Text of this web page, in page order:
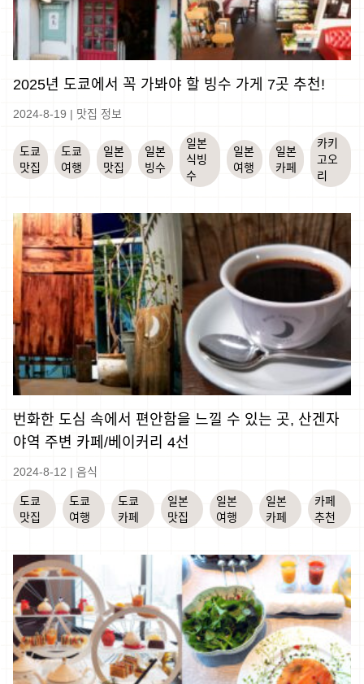
2025년 도쿄에서 꼭 가봐야 할 빙수 가게 7곳 추천!
2024-8-19 | 맛집 정보
도쿄
맛집
도쿄
여행
일본
맛집
일본
빙수
일본
식빙
수
일본
여행
일본
카페
카키
고오
리
번화한 도심 속에서 편안함을 느낄 수 있는 곳, 산겐자
야역 주변 카페/베이커리 4선
2024-8-12 | 음식
도쿄
맛집
도쿄
여행
도쿄
카페
일본
맛집
일본
여행
일본
카페
카페
추천